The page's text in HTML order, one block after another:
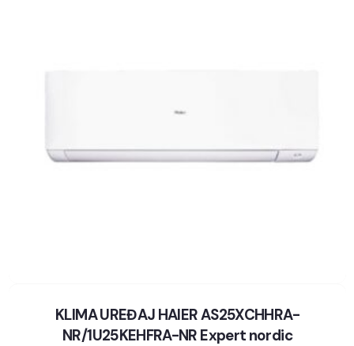
KLIMA UREĐAJ HAIER AS25XCHHRA-
NR/1U25KEHFRA-NR Expert nordic